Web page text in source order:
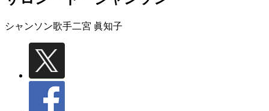
シャンソン歌手二宮 眞知子